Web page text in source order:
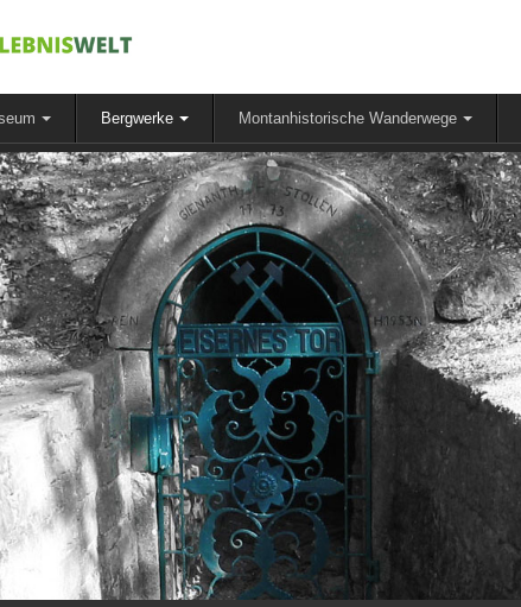
Bergwerke Montanhistorische Wanderwege